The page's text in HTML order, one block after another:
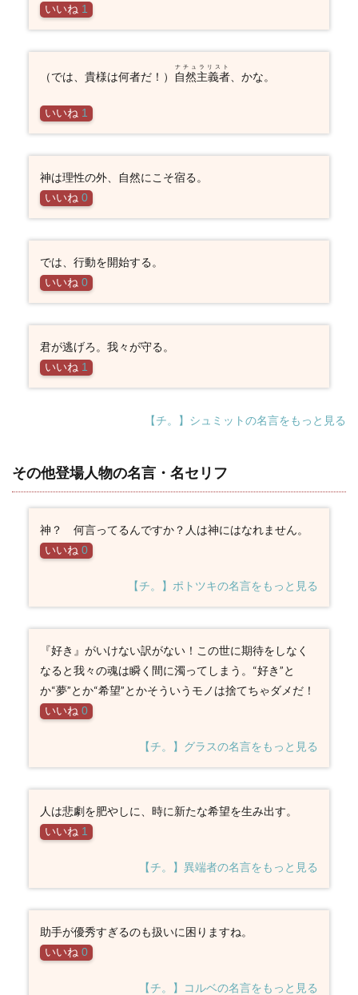
いいね 1
（では、貴様は何者だ！） 自然主義者
ナチュラリスト
、かな。
いいね 1
神は理性の外、自然にこそ宿る。
いいね 0
では、行動を開始する。
いいね 0
君が逃げろ。我々が守る。
いいね 1
【チ。】シュミットの名言をもっと見る
その他登場人物の名言・名セリフ
神？ 何言ってるんですか？人は神にはなれません。
いいね 0
【チ。】ポトツキの名言をもっと見る
『好き』がいけない訳がない！この世に期待をしなく
なると我々の魂は瞬く間に濁ってしまう。“好き”と
か“夢”とか“希望”とかそういうモノは捨てちゃダメだ！
いいね 0
【チ。】グラスの名言をもっと見る
人は悲劇を肥やしに、時に新たな希望を生み出す。
いいね 1
【チ。】異端者の名言をもっと見る
助手が優秀すぎるのも扱いに困りますね。
いいね 0
【チ。】コルベの名言をもっと見る